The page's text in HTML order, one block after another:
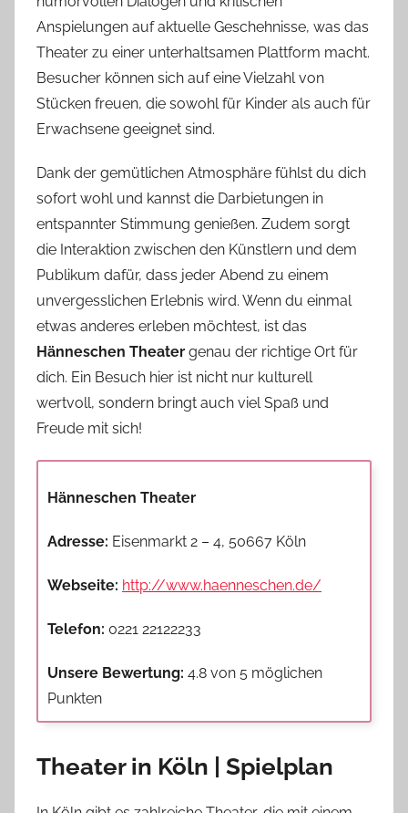
Anspielungen auf aktuelle Geschehnisse, was das
Theater zu einer unterhaltsamen Plattform macht.
Besucher können sich auf eine Vielzahl von
Stücken freuen, die sowohl für Kinder als auch für
Erwachsene geeignet sind.
Dank der gemütlichen Atmosphäre fühlst du dich
sofort wohl und kannst die Darbietungen in
entspannter Stimmung genießen. Zudem sorgt
die Interaktion zwischen den Künstlern und dem
Publikum dafür, dass jeder Abend zu einem
unvergesslichen Erlebnis wird. Wenn du einmal
etwas anderes erleben möchtest, ist das
Hänneschen Theater genau der richtige Ort für
dich. Ein Besuch hier ist nicht nur kulturell
wertvoll, sondern bringt auch viel Spaß und
Freude mit sich!
Hänneschen Theater
Adresse: Eisenmarkt 2 – 4, 50667 Köln
Webseite: http://www.haenneschen.de/
Telefon: 0221 22122233
Unsere Bewertung: 4.8 von 5 möglichen
Punkten
Theater in Köln | Spielplan